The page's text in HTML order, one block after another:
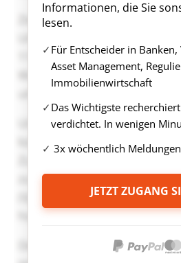
Informationen, die Sie
lesen.
Für Entscheider in
Asset Management,
Immobilienwirtschaft
Das Wichtigste
verdichtet. In wenigen
3x wöchentlich
JETZT ZUGANG